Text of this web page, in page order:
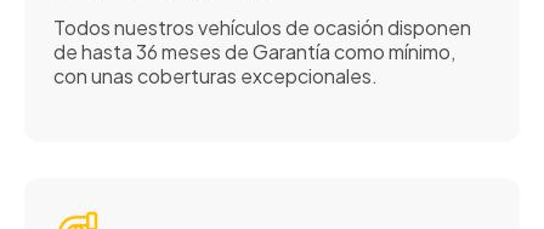
Todos nuestros vehículos de ocasión disponen
de hasta 36 meses de Garantía como mínimo,
con unas coberturas excepcionales.